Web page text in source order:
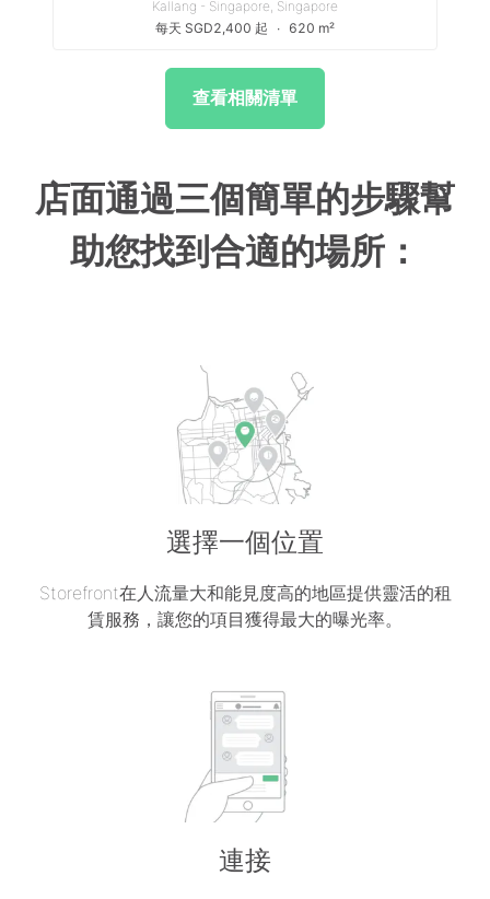
Kallang - Singapore, Singapore
每天 SGD2,400 起
∙ 620 m²
查看相關清單
店面通過三個簡單的步驟幫
助您找到合適的場所：
選擇一個位置
Storefront在人流量大和能見度高的地區提供靈活的租
賃服務，讓您的項目獲得最大的曝光率。
連接